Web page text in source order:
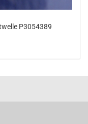
P3054389